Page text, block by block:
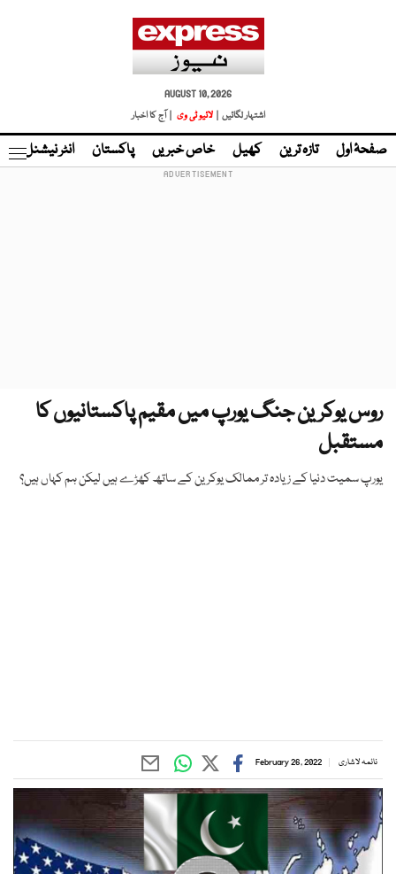
AUGUST 10, 2026
اشتہار لگائیں |
لائیو ٹی وی | آج کا اخبار
صفحۂ اول تازہ ترین کھیل خاص خبریں پاکستان انٹر نیشنل
روس یوکرین جنگ یورپ میں مقیم پاکستانیوں کا
مستقبل
یورپ سمیت دنیا کے زیادہ تر ممالک یوکرین کے ساتھ کھڑے ہیں لیکن ہم کہاں ہیں؟
نائمہ لاشاری February 26, 2022